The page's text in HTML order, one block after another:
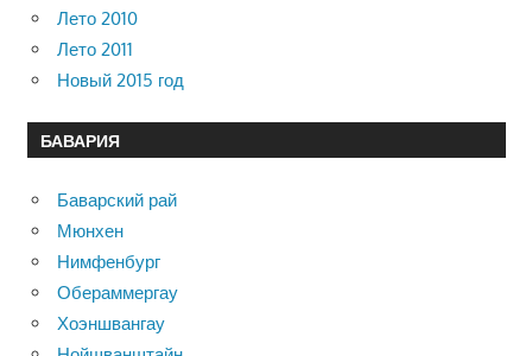
Лето 2010
Лето 2011
Новый 2015 год
БАВАРИЯ
Баварский рай
Мюнхен
Нимфенбург
Обераммергау
Хоэншвангау